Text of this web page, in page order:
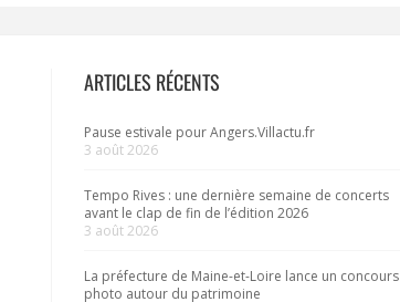
ARTICLES RÉCENTS
Pause estivale pour Angers.Villactu.fr
3 août 2026
Tempo Rives : une dernière semaine de concerts
avant le clap de fin de l’édition 2026
3 août 2026
La préfecture de Maine-et-Loire lance un concours
photo autour du patrimoine